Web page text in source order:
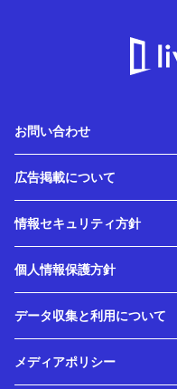
お問い合わせ
広告掲載について
情報セキュリティ方針
個人情報保護方針
データ収集と利用について
メディアポリシー